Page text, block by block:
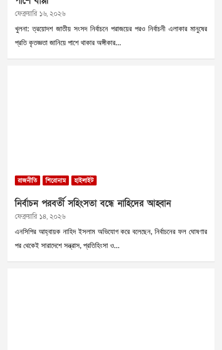
ফেব্রুয়ারি ১৬, ২০২৬
খুলনা: ত্রয়োদশ জাতীয় সংসদ নির্বাচনে পরাজয়ের পরও নির্বাচনী এলাকার মানুষের
প্রতি কৃতজ্ঞতা জানিয়ে পাশে থাকার অঙ্গীকার…
রাজনীতি শিরোনাম হাইলাইট
নির্বাচন পরবর্তী সহিংসতা বন্ধে নাহিদের আহ্বান
ফেব্রুয়ারি ১৪, ২০২৬
এনসিপির আহ্বায়ক নাহিদ ইসলাম অভিযোগ করে বলেছেন, নির্বাচনের ফল ঘোষণার
পর থেকেই সারাদেশে সন্ত্রাস, প্রতিহিংসা ও…